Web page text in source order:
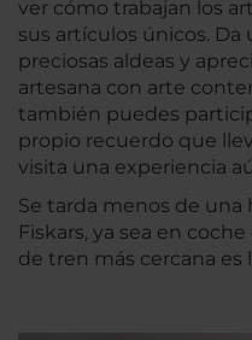
ver cómo trabajan los
sus artículos únicos.
preciosas aldeas y
artesana con arte
también puedes
propio recuerdo que
visita una experiencia
Se tarda menos de una
Fiskars, ya sea en
de tren más cercana es